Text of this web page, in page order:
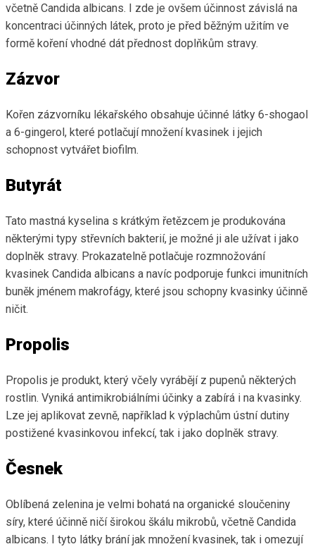
včetně Candida albicans. I zde je ovšem účinnost závislá na
koncentraci účinných látek, proto je před běžným užitím ve
formě koření vhodné dát přednost doplňkům stravy.
Zázvor
Kořen zázvorníku lékařského obsahuje účinné látky 6-shogaol
a 6-gingerol, které potlačují množení kvasinek i jejich
schopnost vytvářet biofilm.
Butyrát
Tato mastná kyselina s krátkým řetězcem je produkována
některými typy střevních bakterií, je možné ji ale užívat i jako
doplněk stravy. Prokazatelně potlačuje rozmnožování
kvasinek Candida albicans a navíc podporuje funkci imunitních
buněk jménem makrofágy, které jsou schopny kvasinky účinně
ničit.
Propolis
Propolis je produkt, který včely vyrábějí z pupenů některých
rostlin. Vyniká antimikrobiálními účinky a zabírá i na kvasinky.
Lze jej aplikovat zevně, například k výplachům ústní dutiny
postižené kvasinkovou infekcí, tak i jako doplněk stravy.
Česnek
Oblíbená zelenina je velmi bohatá na organické sloučeniny
síry, které účinně ničí širokou škálu mikrobů, včetně Candida
albicans. I tyto látky brání jak množení kvasinek, tak i omezují